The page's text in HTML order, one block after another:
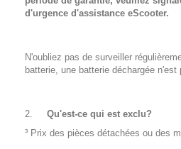
d'urgence d'assistance eScooter.
N'oubliez pas de surveiller
batterie, une batterie déchargée
Qu'est-ce qui est exclu?
³ Prix des pièces détachées ou des